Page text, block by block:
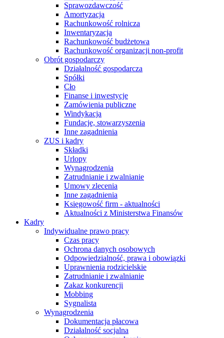
Sprawozdawczość
Amortyzacja
Rachunkowość rolnicza
Inwentaryzacja
Rachunkowość budżetowa
Rachunkowość organizacji non-profit
Obrót gospodarczy
Działalność gospodarcza
Spółki
Cło
Finanse i inwestycje
Zamówienia publiczne
Windykacja
Fundacje, stowarzyszenia
Inne zagadnienia
ZUS i kadry
Składki
Urlopy
Wynagrodzenia
Zatrudnianie i zwalnianie
Umowy zlecenia
Inne zagadnienia
Księgowość firm - aktualności
Aktualności z Ministerstwa Finansów
Kadry
Indywidualne prawo pracy
Czas pracy
Ochrona danych osobowych
Odpowiedzialność, prawa i obowiązki
Uprawnienia rodzicielskie
Zatrudnianie i zwalnianie
Zakaz konkurencji
Mobbing
Sygnalista
Wynagrodzenia
Dokumentacja płacowa
Działalność socjalna